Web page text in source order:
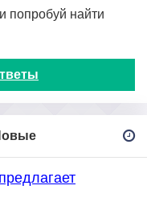
попробуй найти